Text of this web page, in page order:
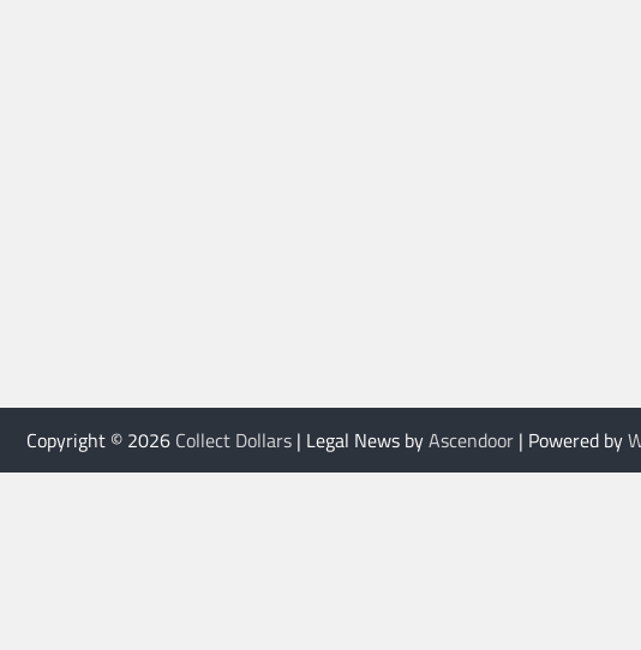
Copyright © 2026 Collect Dollars| Legal News byAscendoor| Powered by